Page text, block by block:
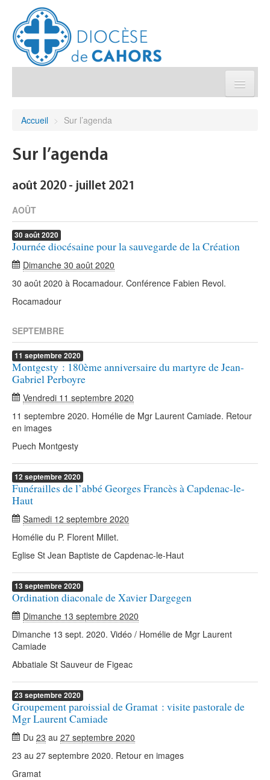
Agenda diocésain
Je donne
Annuaire/Contact
Accueil > Sur l’agenda
Sur l’agenda
août 2020 - juillet 2021
AOÛT
30 août2020
Journée diocésaine pour la sauvegarde de la Création
Dimanche 30 août 2020
30 août 2020 à Rocamadour. Conférence Fabien Revol.
Rocamadour
SEPTEMBRE
11 septembre2020
Montgesty : 180ème anniversaire du martyre de Jean-
Gabriel Perboyre
Vendredi 11 septembre 2020
11 septembre 2020. Homélie de Mgr Laurent Camiade. Retour
en images
Puech Montgesty
12 septembre2020
Funérailles de l’abbé Georges Francès à Capdenac-le-
Haut
Samedi 12 septembre 2020
Homélie du P. Florent Millet.
Eglise St Jean Baptiste de Capdenac-le-Haut
13 septembre2020
Ordination diaconale de Xavier Dargegen
Dimanche 13 septembre 2020
Dimanche 13 sept. 2020. Vidéo / Homélie de Mgr Laurent
Camiade
Abbatiale St Sauveur de Figeac
23 septembre2020
Groupement paroissial de Gramat : visite pastorale de
Mgr Laurent Camiade
Du 23 au 27 septembre 2020
23 au 27 septembre 2020. Retour en images
Gramat